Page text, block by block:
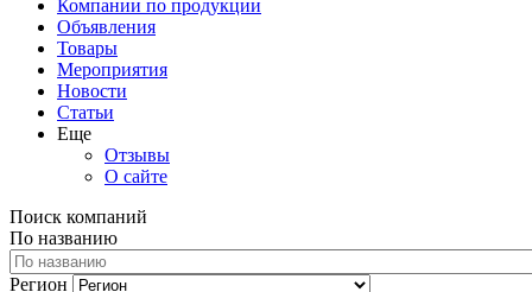
Компании по продукции
Объявления
Товары
Мероприятия
Новости
Статьи
Еще
Отзывы
О сайте
Поиск компаний
По названию
Регион